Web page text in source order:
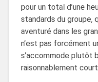
pour un total d’une
standards du groupe,
aventuré dans les
n’est pas forcément
s’accommode plutôt
raisonnablement